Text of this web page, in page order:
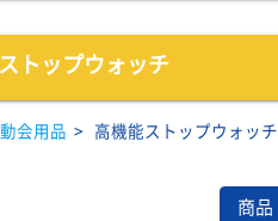
トップウォッチ
会用品 > 高機能ストップウォッチ
商品